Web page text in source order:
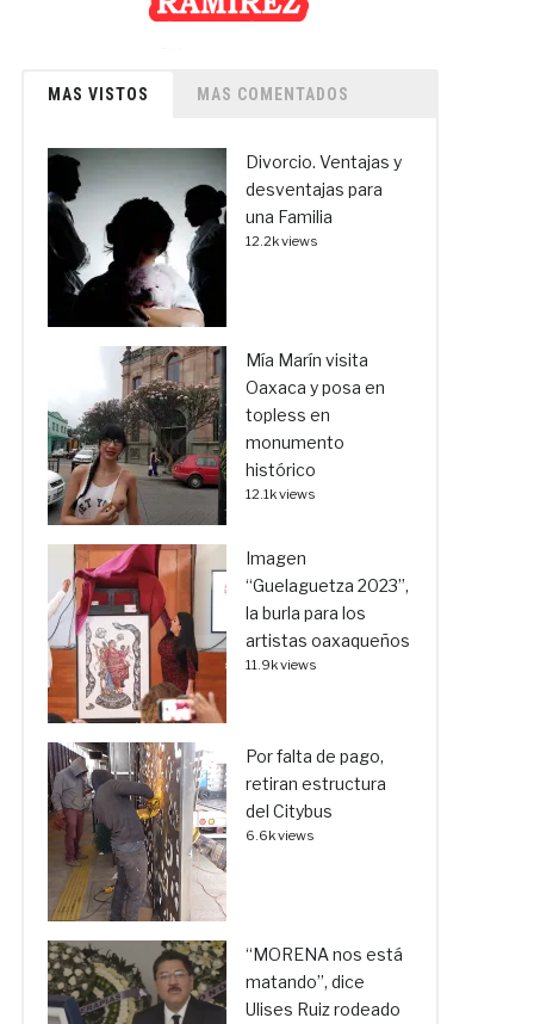
MAS VISTOS MAS COMENTADOS
Divorcio. Ventajas y
desventajas para
una Familia
12.2k views
Mía Marín visita
Oaxaca y posa en
topless en
monumento
histórico
12.1k views
Imagen
“Guelaguetza 2023”,
la burla para los
artistas oaxaqueños
11.9k views
Por falta de pago,
retiran estructura
del Citybus
6.6k views
“MORENA nos está
matando”, dice
Ulises Ruiz rodeado